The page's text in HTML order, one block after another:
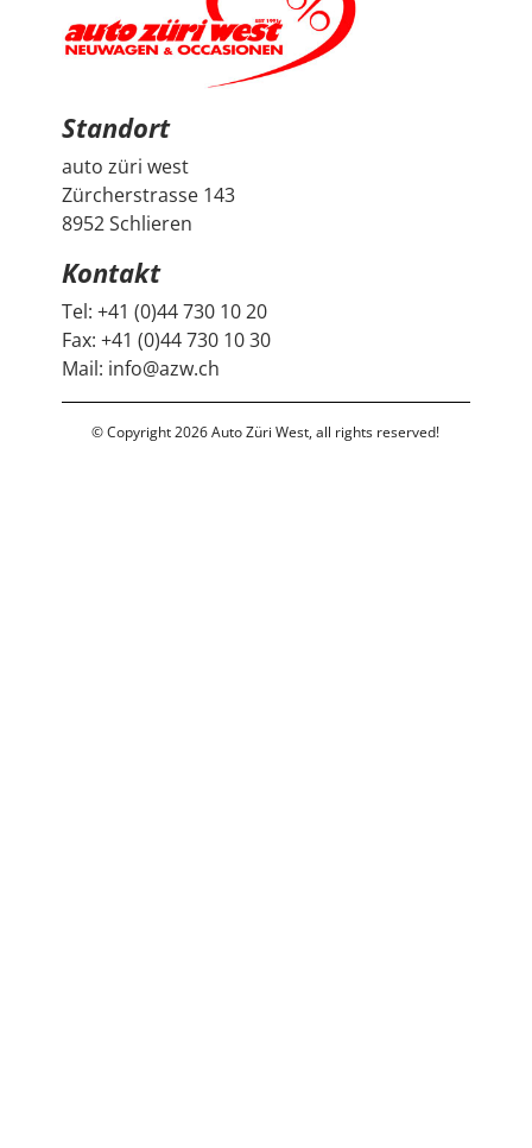
hat den positiven Eindruck nochmals verstärkt. Wir
freuen uns sehr über unseren Peugeot 2008 und
bedanken uns herzlich bei Auto Züri West sowie bei
Herrn Francesco Salerno für die angenehme Beratung,
den guten Austausch und den super Deal.
Standort
auto züri west
Zürcherstrasse 143
8952 Schlieren
Kontakt
Tel:+41 (0)44 730 10 20
Fax:+41 (0)44 730 10 30
Mail: info@azw.ch
© Copyright 2026 Auto Züri West, all rights reserved!